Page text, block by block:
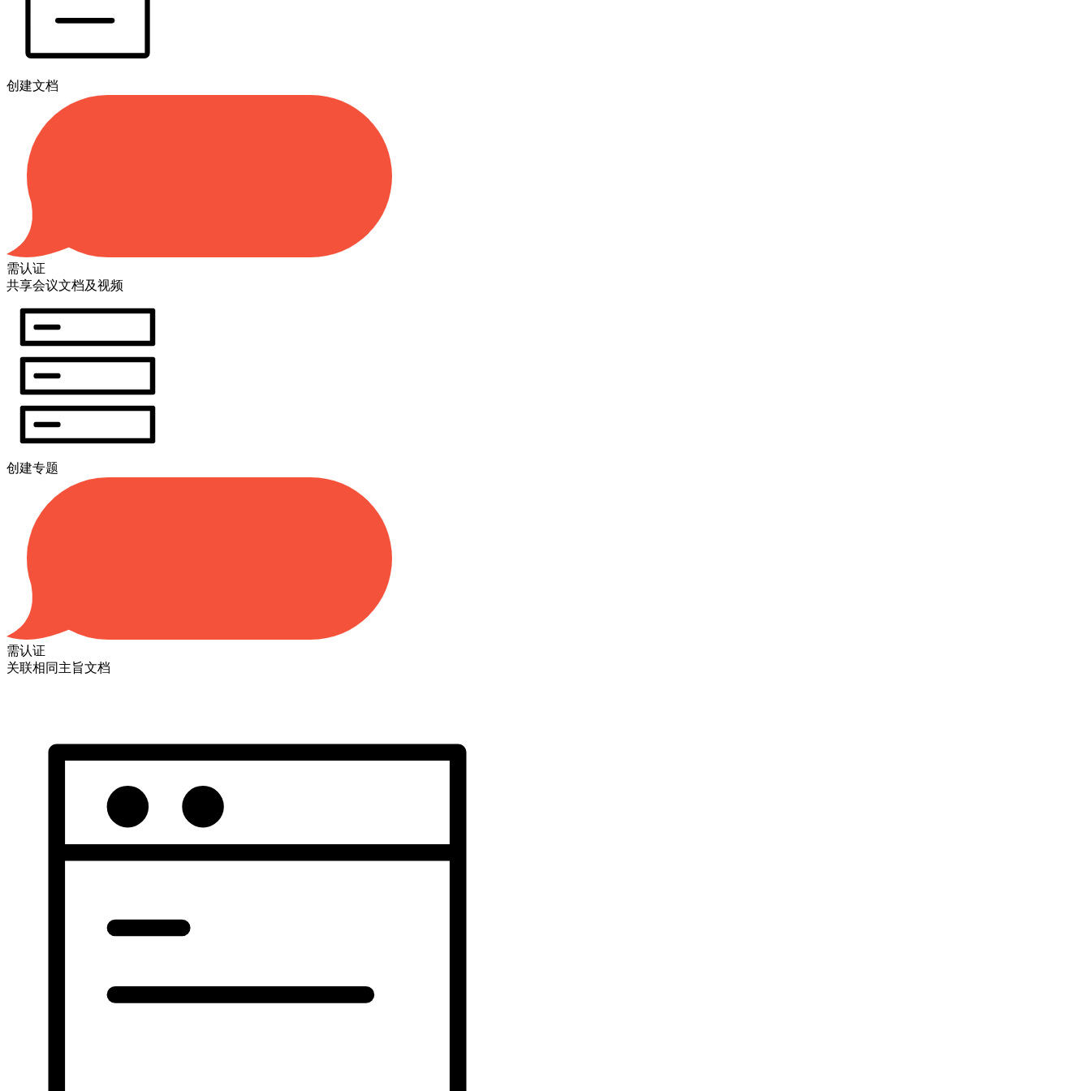
创建文档
需认证
共享会议文档及视频
创建专题
需认证
关联相同主旨文档